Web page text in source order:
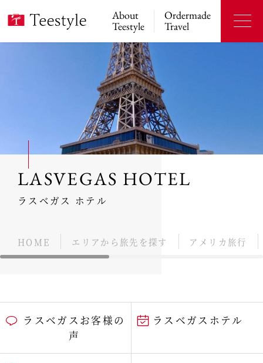
About
Teestyle
Ordermade
Travel
LASVEGAS HOTEL
ラスベガス ホテル
HOME エリアから旅先を探す アメリカ旅行
ラスベガスお客様の
声
ラスベガスホテル